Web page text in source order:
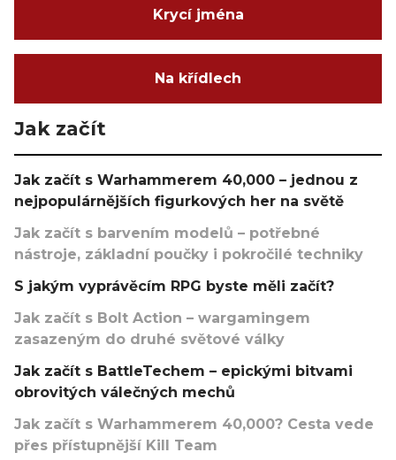
Krycí jména
Na křídlech
Jak začít
Jak začít s Warhammerem 40,000 – jednou z
nejpopulárnějších figurkových her na světě
Jak začít s barvením modelů – potřebné
nástroje, základní poučky i pokročilé techniky
S jakým vyprávěcím RPG byste měli začít?
Jak začít s Bolt Action – wargamingem
zasazeným do druhé světové války
Jak začít s BattleTechem – epickými bitvami
obrovitých válečných mechů
Jak začít s Warhammerem 40,000? Cesta vede
přes přístupnější Kill Team